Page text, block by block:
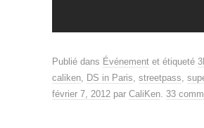
Publié dans Événement et étiqueté
caliken
DS in Paris streetpass
février 7, 2012 par CaliKen 33